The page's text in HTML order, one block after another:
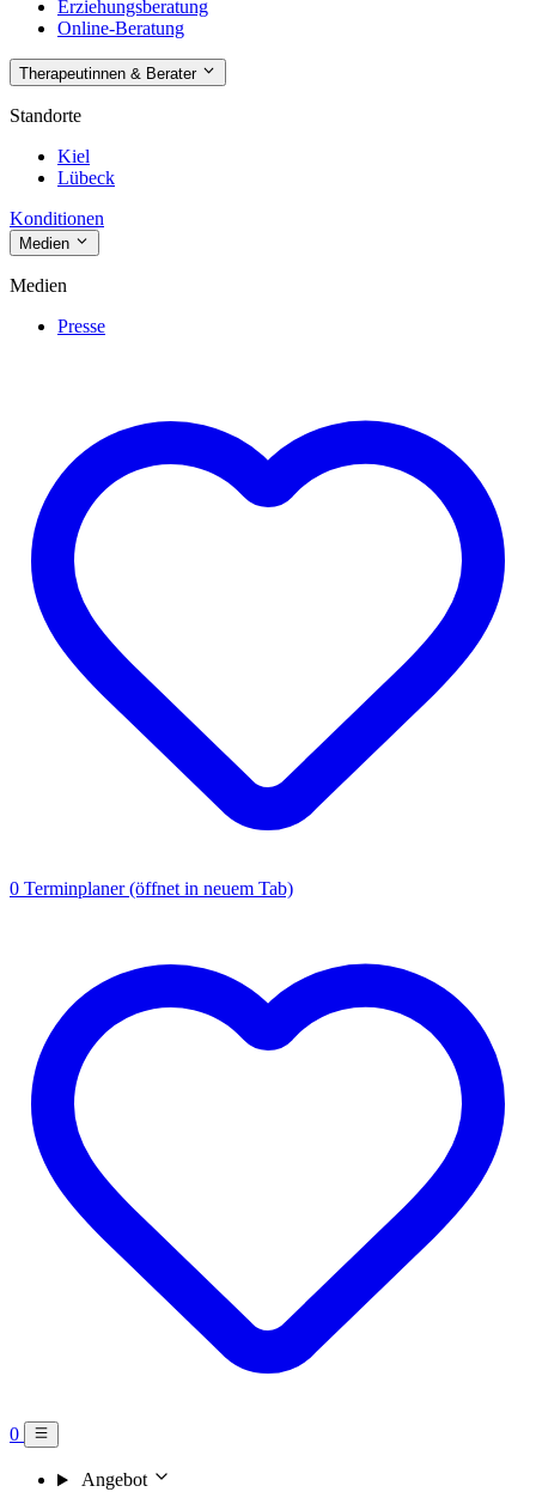
Erziehungsberatung
Online-Beratung
Therapeutinnen & Berater
Standorte
Kiel
Lübeck
Konditionen
Medien
Medien
Presse
0 Terminplaner(öffnet in neuem Tab)
0
Angebot